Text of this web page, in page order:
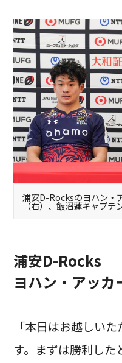
浦安D-Rocksのヨハン・
（右）、飯沼蓮キャプテ
浦安D-Rocks
ヨハン・アッカ
「本日はお越しい
す。まずは勝利した